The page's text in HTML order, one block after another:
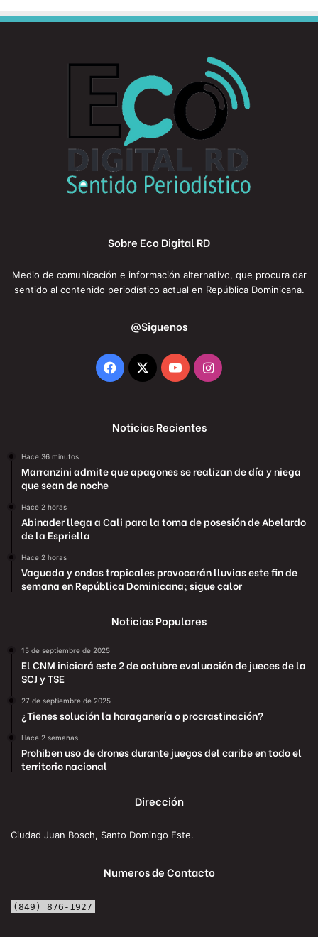
Sobre Eco Digital RD
Medio de comunicación e información alternativo, que procura dar
sentido al contenido periodístico actual en República Dominicana.
@Siguenos
Facebook
X YouTubeInstagram
Noticias Recientes
Hace 36 minutos
Marranzini admite que apagones se realizan de día y niega
que sean de noche
Hace 2 horas
Abinader llega a Cali para la toma de posesión de Abelardo
de la Espriella
Hace 2 horas
Vaguada y ondas tropicales provocarán lluvias este fin de
semana en República Dominicana; sigue calor
Noticias Populares
15 de septiembre de 2025
El CNM iniciará este 2 de octubre evaluación de jueces de la
SCJ y TSE
27 de septiembre de 2025
¿Tienes solución la haraganería o procrastinación?
Hace 2 semanas
Prohiben uso de drones durante juegos del caribe en todo el
territorio nacional
Dirección
Ciudad Juan Bosch, Santo Domingo Este.
Numeros de Contacto
(849) 876-1927